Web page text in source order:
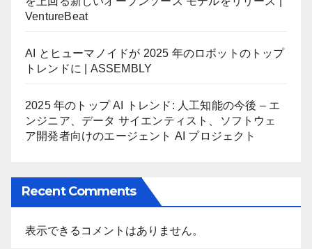
VentureBeat
AI とヒューマノイドが 2025 年のロボットのトップ
トレンドに | ASSEMBLY
2025 年のトップ AI トレンド: 人工知能の今後 – エ
ンジニア、データ サイエンティスト、ソフトウェ
ア開発者向けのエージェント AI プロジェクト
Recent Comments
表示できるコメントはありません。